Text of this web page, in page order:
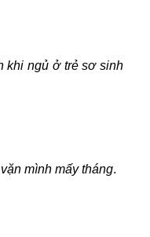
khi ngủ ở trẻ sơ sinh
mình mấy tháng.